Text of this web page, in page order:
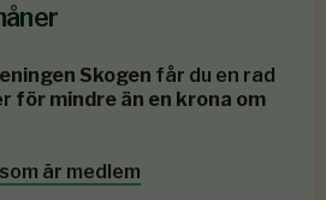
Skogen får du en rad
för mindre än en krona om
är medlem